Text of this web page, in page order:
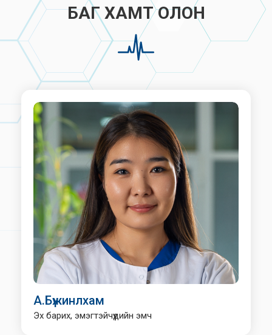
БАГ ХАМТ ОЛОН
А.Бүжинлхам
Эх барих, эмэгтэйчүүдийн эмч